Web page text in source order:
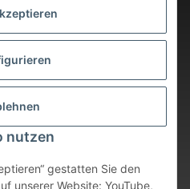
nutzen
gestatten Sie den
unserer Website: YouTube,